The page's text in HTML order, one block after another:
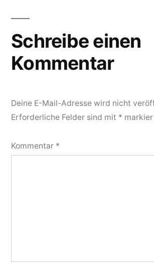
Schreibe einen
Kommentar
Deine E-Mail-Adresse wird nicht
Erforderliche Felder sind mit *
Kommentar *